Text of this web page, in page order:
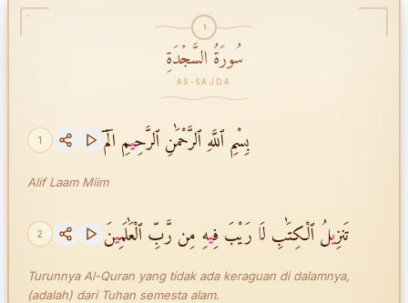
1
سُورَةُ السَّجۡدَةِ
AS-SAJDA
بِسْمِ ٱللَّهِ ٱلرَّحْمَٰنِ ٱلرَّحِيمِ الٓمٓ 1
Alif Laam Miim
تَنزِيلُ ٱلْكِتَٰبِ لَا رَيْبَ فِيهِ مِن رَّبِّ ٱلْعَٰلَمِينَ 2
Turunnya Al-Quran yang tidak ada keraguan di dalamnya,
(adalah) dari Tuhan semesta alam.